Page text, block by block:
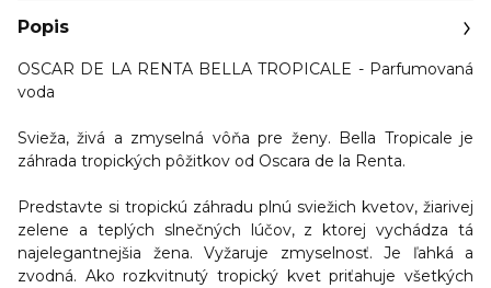
Popis
OSCAR DE LA RENTA BELLA TROPICALE - Parfumovaná
voda
Svieža, živá a zmyselná vôňa pre ženy. Bella Tropicale je
záhrada tropických pôžitkov od Oscara de la Renta.
Predstavte si tropickú záhradu plnú sviežich kvetov, žiarivej
zelene a teplých slnečných lúčov, z ktorej vychádza tá
najelegantnejšia žena. Vyžaruje zmyselnosť. Je ľahká a
zvodná. Ako rozkvitnutý tropický kvet priťahuje všetkých